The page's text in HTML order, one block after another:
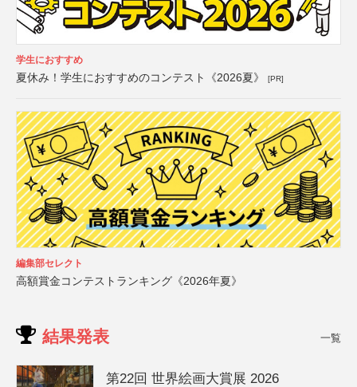
学生におすすめ
夏休み！学生におすすめのコンテスト《2026夏》 [PR]
編集部セレクト
高額賞金コンテストランキング《2026年夏》
結果発表 一覧
第22回 世界絵画大賞展 2026